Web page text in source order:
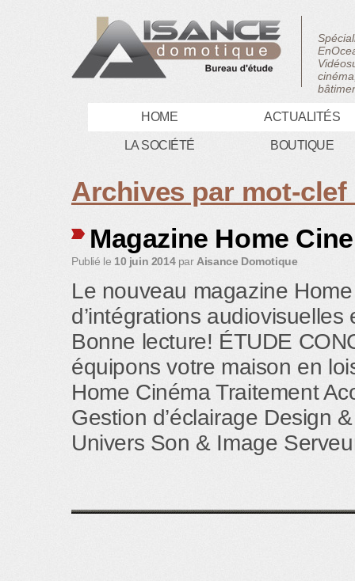
HOME ACTUALITÉS
LA SOCIÉTÉ BOUTIQUE
Archives par mot-
Magazine Home
Publié le 10 juin 2014 par Aisance Domotique
Le nouveau magazine
d’intégrations
Bonne lecture! ÉTUDE
équipons votre maison en
Home Cinéma Traitement
Gestion d’éclairage Design
Univers Son & Image